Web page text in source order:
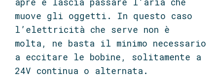
apre e lascia passare l’aria che
muove gli oggetti. In questo caso
l’elettricità che serve non è
molta, ne basta il minimo necessario
a eccitare le bobine, solitamente a
24V continua o alternata.